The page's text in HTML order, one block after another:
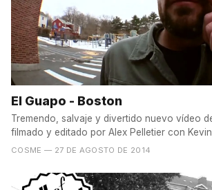
El Guapo - Boston
Tremendo, salvaje y divertido nuevo vídeo
filmado y editado por Alex Pelletier con
COSME — 27 DE AGOSTO DE 2014